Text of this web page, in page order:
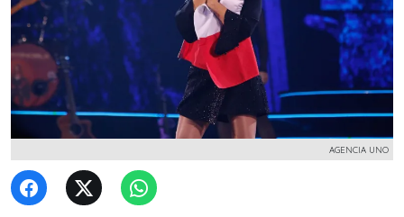
AGENCIA UNO